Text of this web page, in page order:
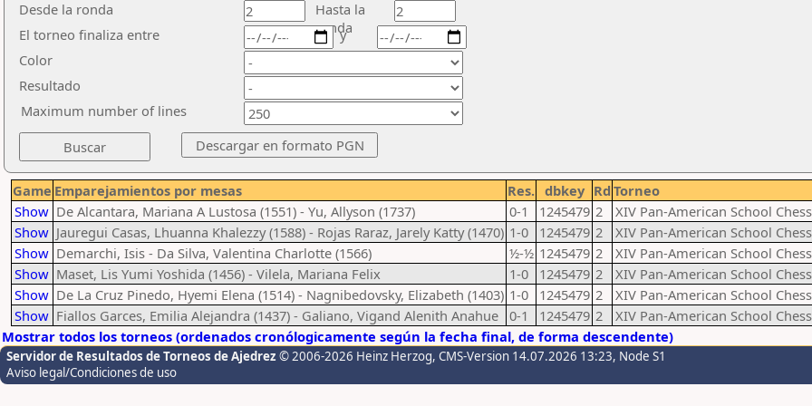
Desde la ronda
Hasta la
ronda
El torneo finaliza entre
Color
Resultado
y
Maximum number of lines
Game Emparejamientos por mesas Res. dbkey Rd Torneo
Show De Alcantara, Mariana A Lustosa (1551) - Yu, Allyson (1737) 0-1 1245479 2
XIV Pan-American School
Show Jauregui Casas, Lhuanna Khalezzy (1588) - Rojas Raraz, Jarely Katty (1470) 1-0 1245479 2
XIV Pan-American School
Show Demarchi, Isis - Da Silva, Valentina Charlotte (1566) ½-½ 1245479 2
XIV Pan-American School
Show Maset, Lis Yumi Yoshida (1456) - Vilela, Mariana Felix 1-0 1245479 2
XIV Pan-American School
Show De La Cruz Pinedo, Hyemi Elena (1514) - Nagnibedovsky, Elizabeth (1403) 1-0 1245479 2
XIV Pan-American School
Show Fiallos Garces, Emilia Alejandra (1437) - Galiano, Vigand Alenith Anahue 0-1 1245479 2
XIV Pan-American School
Mostrar todos los torneos (ordenados cronólogicamente según la fecha final, de forma descendente)
Servidor de Resultados de Torneos de Ajedrez © 2006-2026 Heinz Herzog, CMS-Version 14.07.2026 13:23, Node S1
Aviso legal/Condiciones de uso